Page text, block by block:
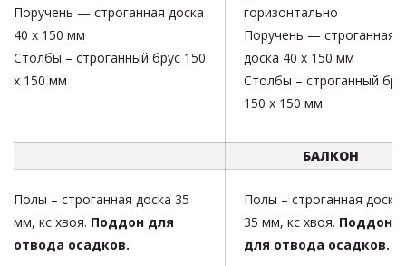
Поручень — строганная доска
40 х 150 мм
Столбы – строганный брус 150
х 150 мм
горизонтально
Поручень — строганная
доска 40 х 150 мм
Столбы – строганный
150 х 150 мм
БАЛКОН
Полы – строганная доска 35
мм, кс хвоя. Поддон для
отвода осадков.
Полы – строганная доска
35 мм, кс хвоя. Поддон
для отвода осадков.